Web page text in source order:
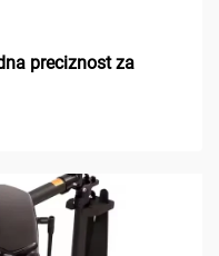
preciznost za